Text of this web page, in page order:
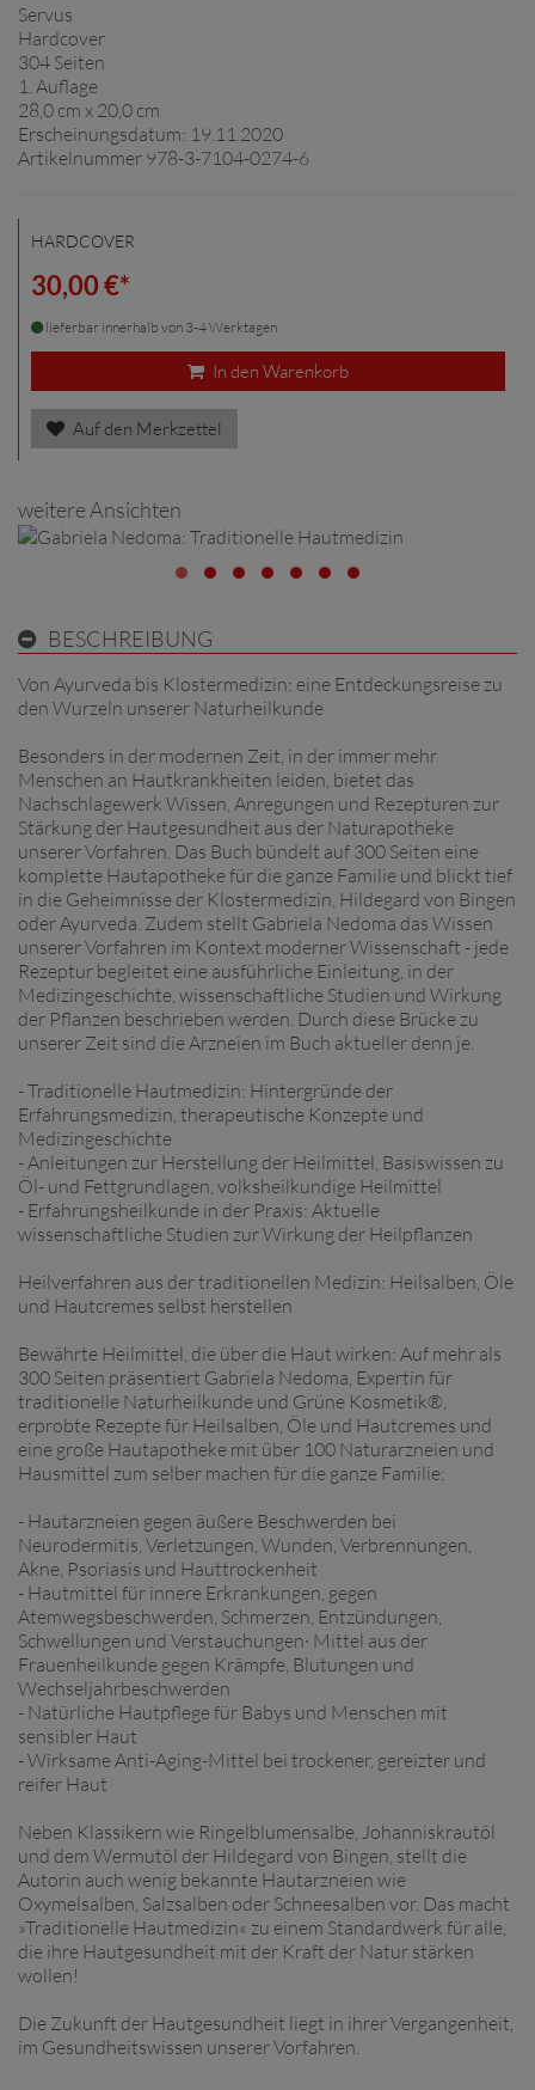
Servus
Hardcover
304 Seiten
1. Auflage
28,0 cm x 20,0 cm
Erscheinungsdatum: 19.11.2020
Artikelnummer 978-3-7104-0274-6
HARDCOVER
30,00 €*
lieferbar innerhalb von 3-4 Werktagen
In den Warenkorb
Auf den Merkzettel
weitere Ansichten
BESCHREIBUNG
Von Ayurveda bis Klostermedizin: eine Entdeckungsreise zu
den Wurzeln unserer Naturheilkunde
Besonders in der modernen Zeit, in der immer mehr
Menschen an Hautkrankheiten leiden, bietet das
Nachschlagewerk Wissen, Anregungen und Rezepturen zur
Stärkung der Hautgesundheit aus der Naturapotheke
unserer Vorfahren. Das Buch bündelt auf 300 Seiten eine
komplette Hautapotheke für die ganze Familie und blickt tief
in die Geheimnisse der Klostermedizin, Hildegard von Bingen
oder Ayurveda. Zudem stellt Gabriela Nedoma das Wissen
unserer Vorfahren im Kontext moderner Wissenschaft - jede
Rezeptur begleitet eine ausführliche Einleitung, in der
Medizingeschichte, wissenschaftliche Studien und Wirkung
der Pflanzen beschrieben werden. Durch diese Brücke zu
unserer Zeit sind die Arzneien im Buch aktueller denn je.
- Traditionelle Hautmedizin: Hintergründe der
Erfahrungsmedizin, therapeutische Konzepte und
Medizingeschichte
- Anleitungen zur Herstellung der Heilmittel, Basiswissen zu
Öl- und Fettgrundlagen, volksheilkundige Heilmittel
- Erfahrungsheilkunde in der Praxis: Aktuelle
wissenschaftliche Studien zur Wirkung der Heilpflanzen
Heilverfahren aus der traditionellen Medizin: Heilsalben, Öle
und Hautcremes selbst herstellen
Bewährte Heilmittel, die über die Haut wirken: Auf mehr als
300 Seiten präsentiert Gabriela Nedoma, Expertin für
traditionelle Naturheilkunde und Grüne Kosmetik®,
erprobte Rezepte für Heilsalben, Öle und Hautcremes und
eine große Hautapotheke mit über 100 Naturarzneien und
Hausmittel zum selber machen für die ganze Familie:
- Hautarzneien gegen äußere Beschwerden bei
Neurodermitis, Verletzungen, Wunden, Verbrennungen,
Akne, Psoriasis und Hauttrockenheit
- Hautmittel für innere Erkrankungen, gegen
Atemwegsbeschwerden, Schmerzen, Entzündungen,
Schwellungen und Verstauchungen· Mittel aus der
Frauenheilkunde gegen Krämpfe, Blutungen und
Wechseljahrbeschwerden
- Natürliche Hautpflege für Babys und Menschen mit
sensibler Haut
- Wirksame Anti-Aging-Mittel bei trockener, gereizter und
reifer Haut
Neben Klassikern wie Ringelblumensalbe, Johanniskrautöl
und dem Wermutöl der Hildegard von Bingen, stellt die
Autorin auch wenig bekannte Hautarzneien wie
Oxymelsalben, Salzsalben oder Schneesalben vor. Das macht
»Traditionelle Hautmedizin« zu einem Standardwerk für alle,
die ihre Hautgesundheit mit der Kraft der Natur stärken
wollen!
Die Zukunft der Hautgesundheit liegt in ihrer Vergangenheit,
im Gesundheitswissen unserer Vorfahren.